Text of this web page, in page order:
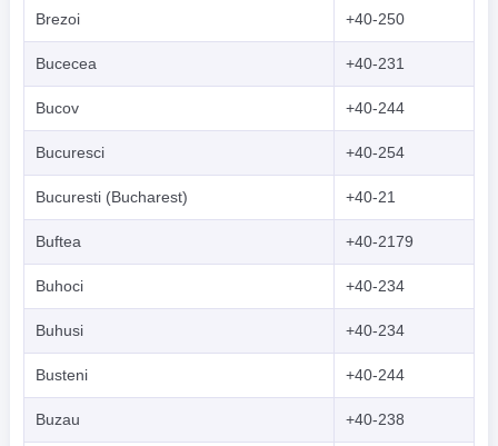
Brezoi +40-250
Bucecea +40-231
Bucov +40-244
Bucuresci +40-254
Bucuresti (Bucharest) +40-21
Buftea +40-2179
Buhoci +40-234
Buhusi +40-234
Busteni +40-244
Buzau +40-238